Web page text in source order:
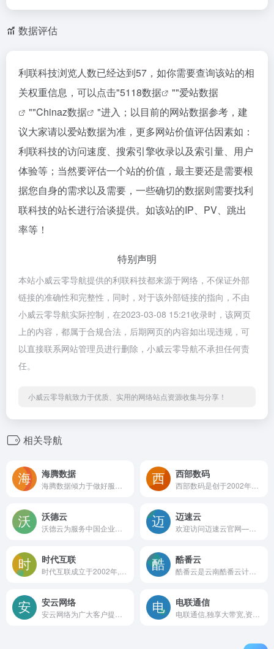
数据评估
利联科技浏览人数已经达到57，如你需要查询该站的相
关权重信息，可以点击"5118数据 ""爱站数据
""Chinaz数据
"进入；以目前的网站数据参考，建
议大家请以爱站数据为准，更多网站价值评估因素如：
利联科技的访问速度、搜索引擎收录以及索引量、用户
体验等；当然要评估一个站的价值，最主要还是需要根
据您自身的需求以及需要，一些确切的数据则需要找利
联科技的站长进行洽谈提供。如该站的IP、PV、跳出
率等！
特别声明
本站小威云零导航提供的利联科技都来源于网络，不保证外部
链接的准确性和完整性，同时，对于该外部链接的指向，不由
小威云零导航实际控制，在2023-03-08 15:21收录时，该网页
上的内容，都属于合规合法，后期网页的内容如出现违规，可
以直接联系网站管理员进行删除，小威云零导航不承担任何责
任。
小威云零导航致力于优质、实用的网络站点资源收集与分享！
相关导航
海腾数据 西部数码
沃德云 迈速云
时代互联 酷番云
安云网络 电联通信